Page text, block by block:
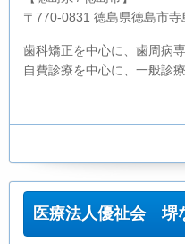
〒770-0831 徳島県徳島市
歯科矯正を中心に、歯周病
自費診療を中心に、一般診
医療法人優祉会 堺